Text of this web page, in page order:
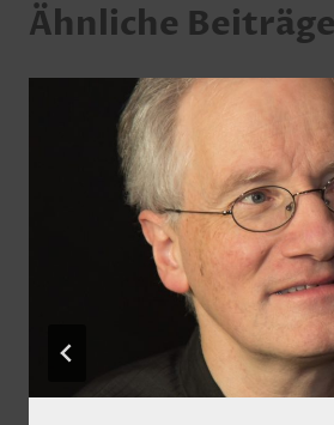
Ähnliche Beiträge